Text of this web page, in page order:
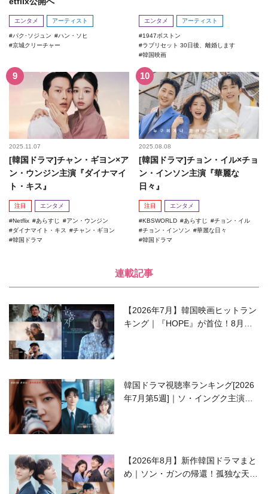
エンタメ アーティスト
パク･ソジュン
ハン・ソヒ
京城クリーチャー
エンタメ アーティスト
1947ボストン
ラブリセット 30日後、離婚します
韓国映画
2025.11.07
[韓国ドラマ]チャン・ギヨン×ア
ン・ウンジン主演『ダイナマイ
ト・キス』
注目 エンタメ
Netflix あらすじ
アン・ウンジン
ダイナマイト・キス
チャン・ギヨン
韓国ドラマ
2025.08.08
[韓国ドラマ]チョン・イル×チョ
ン・インソン主演『華麗な
日々』
注目 エンタメ
KBSWORLD あらすじ
チョン・イル
チョン・インソン
華麗な日々
韓国ドラマ
連載記事
【2026年7月】韓国映画ヒットラン
キング｜『HOPE』が首位！8月公
韓国ドラマ視聴率ランキング[2026
年7月第5週]｜ソ・イングク主演の
【2026年8月】新作韓国ドラマまと
め｜ソン・ガンの帰還！孤独な天才